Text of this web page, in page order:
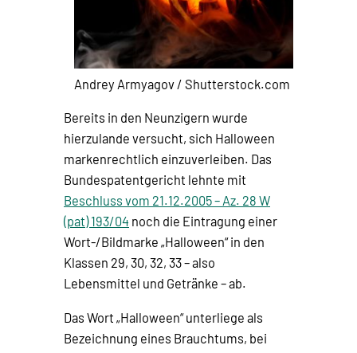
Andrey Armyagov / Shutterstock.com
Bereits in den Neunzigern wurde
hierzulande versucht, sich Halloween
markenrechtlich einzuverleiben. Das
Bundespatentgericht lehnte mit
Beschluss vom 21.12.2005 – Az. 28 W
(pat) 193/04 noch die Eintragung einer
Wort-/Bildmarke „Halloween“ in den
Klassen 29, 30, 32, 33 – also
Lebensmittel und Getränke – ab.
Das Wort „Halloween“ unterliege als
Bezeichnung eines Brauchtums, bei